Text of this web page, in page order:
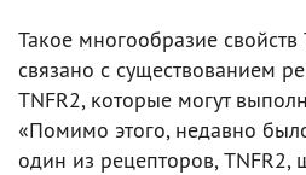
Такое многообразие
связано с существованием
TNFR2, которые могут
«Помимо этого, недавно
один из рецепторов, TNFR2,